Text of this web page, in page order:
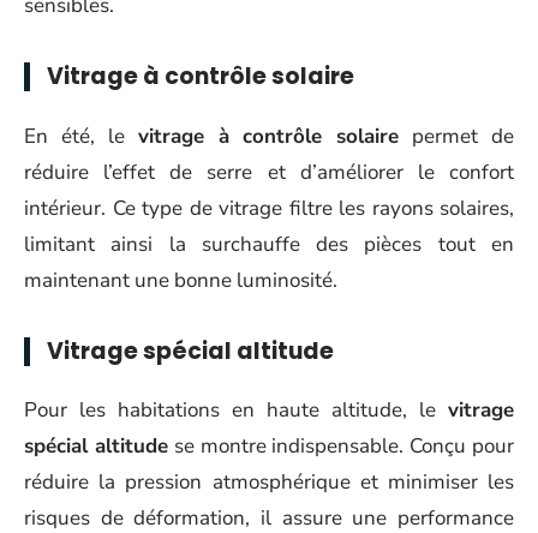
Vitrage à contrôle solaire
En été, le vitrage à contrôle solaire permet de
réduire l’effet de serre et d’améliorer le confort
intérieur. Ce type de vitrage filtre les rayons solaires,
limitant ainsi la surchauffe des pièces tout en
maintenant une bonne luminosité.
Vitrage spécial altitude
Pour les habitations en haute altitude, le vitrage
spécial altitudese montre indispensable. Conçu pour
réduire la pression atmosphérique et minimiser les
risques de déformation, il assure une performance